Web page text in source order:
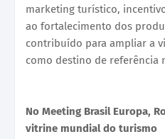
marketing turístico,
ao fortalecimento dos
contribuído para ampliar a
como destino de referência
No Meeting Brasil Europa,
vitrine mundial do turismo